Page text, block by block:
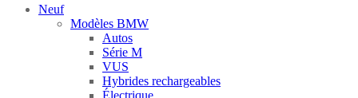
Neuf
Modèles BMW
Autos
Série M
VUS
Hybrides rechargeables
Électrique